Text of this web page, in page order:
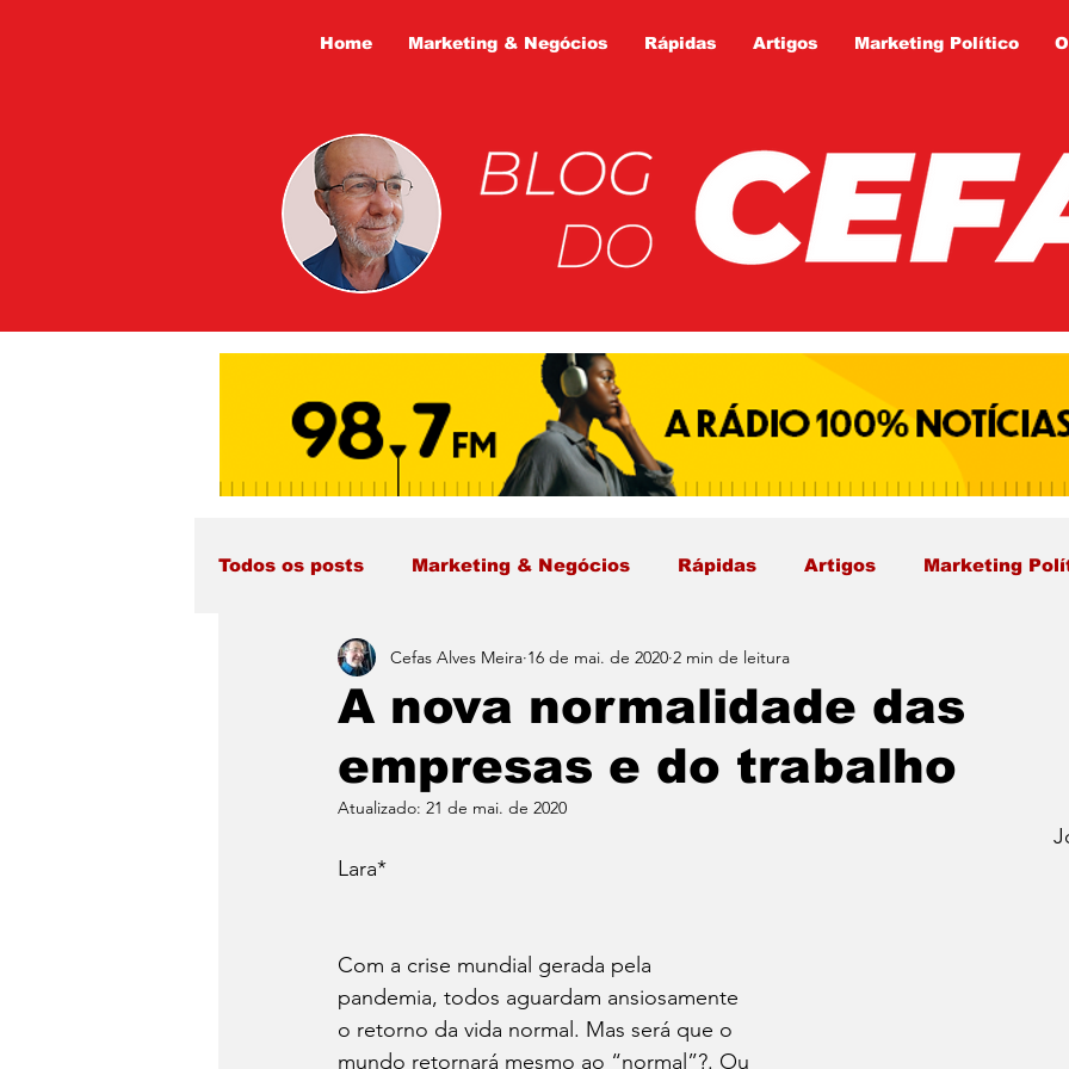
Home Marketing & Negócios Rápidas Artigos Marketing Político
Todos os posts Marketing & Negócios Rápidas Artigos Marketing
A nova normalidade das
empresas e do trabalho
Cefas Alves Meira 16 de mai. de 2020 2 min de leitura
Atualizado: 21 de mai. de 2020
Lara*
Com a crise mundial gerada pela
pandemia, todos aguardam ansiosamente
o retorno da vida normal. Mas será que o
mundo retornará mesmo ao “normal”?. Ou